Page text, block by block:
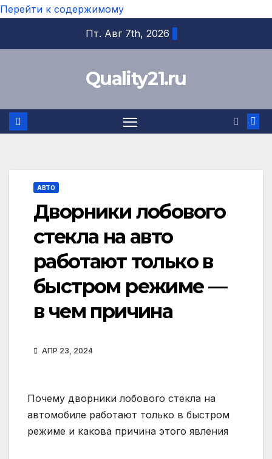
Перейти к содержимому
Пт. Авг 7th, 2026
Quality21.ru
АВТО
Дворники лобового
стекла на авто
работают только в
быстром режиме —
в чем причина
АПР 23, 2024
Почему дворники лобового стекла на
автомобиле работают только в быстром
режиме и какова причина этого явления